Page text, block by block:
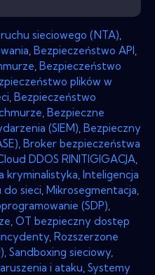
sieciowego (NTA)
Bezpieczeństwo API
Bezpieczeństwo
plików w
Bezpieczeństwo
Bezpieczne
(SIEM) Bezpieczny
Broker bezpieczeństwa
DDOS RINITIGIGACJA
kryminalistyka Inteligencja
sieci Mikrosegmentacja
(SDP)
OT bezpieczny dostęp
Rozszerzone
Sandboxing sieciowy
i ataku Systemy